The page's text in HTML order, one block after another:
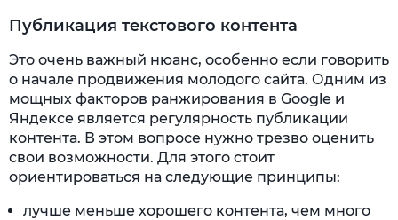
Публикация текстового контента
Это очень важный нюанс, особенно если говорить
о начале продвижения молодого сайта. Одним из
мощных факторов ранжирования в Google и
Яндексе является регулярность публикации
контента. В этом вопросе нужно трезво оценить
свои возможности. Для этого стоит
ориентироваться на следующие принципы:
лучше меньше хорошего контента, чем много